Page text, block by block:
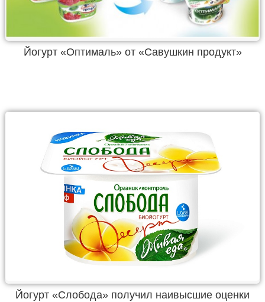
Йогурт «Оптималь» от «Савушкин продукт»
Йогурт «Слобода» получил наивысшие оценки